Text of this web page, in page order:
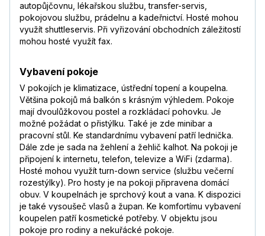
autopůjčovnu, lékařskou službu, transfer-servis,
pokojovou službu, prádelnu a kadeřnictví. Hosté mohou
využít shuttleservis. Při vyřizování obchodních záležitostí
mohou hosté využít fax.
Vybavení pokoje
V pokojích je klimatizace, ústřední topení a koupelna.
Většina pokojů má balkón s krásným výhledem. Pokoje
mají dvoulůžkovou postel a rozkládací pohovku. Je
možné požádat o přistýlku. Také je zde minibar a
pracovní stůl. Ke standardnímu vybavení patří lednička.
Dále zde je sada na žehlení a žehlič kalhot. Na pokoji je
připojení k internetu, telefon, televize a WiFi (zdarma).
Hosté mohou využít turn-down service (službu večerní
rozestýlky). Pro hosty je na pokoji připravena domácí
obuv. V koupelnách je sprchový kout a vana. K dispozici
je také vysoušeč vlasů a župan. Ke komfortímu vybavení
koupelen patří kosmetické potřeby. V objektu jsou
pokoje pro rodiny a nekuřácké pokoje.